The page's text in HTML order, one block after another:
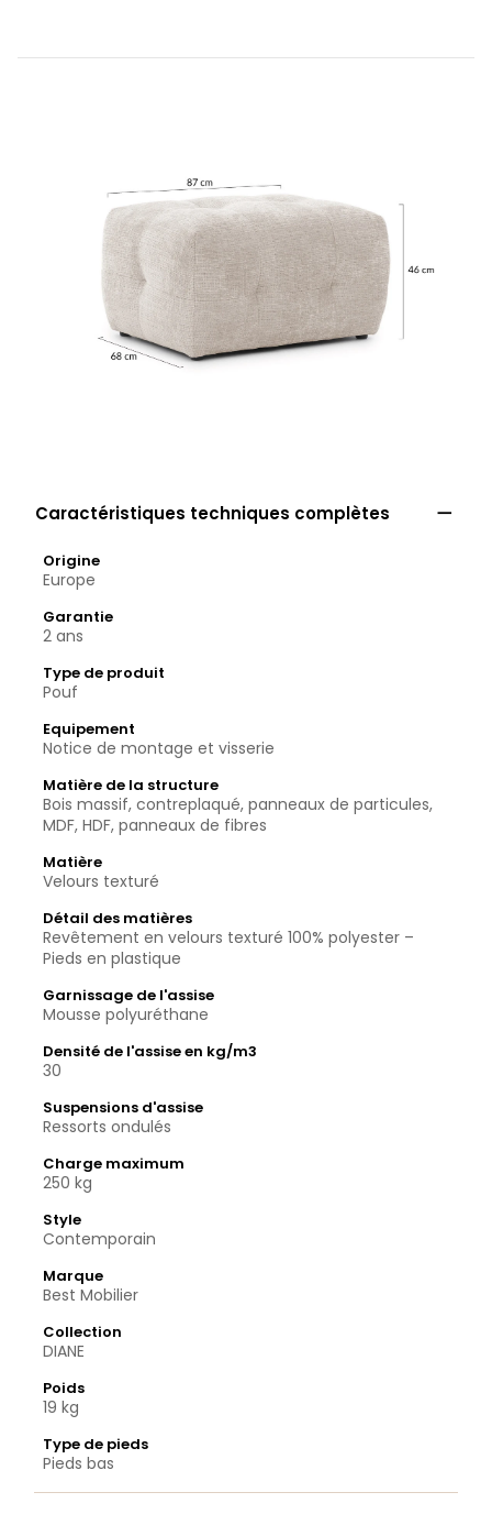
Caractéristiques techniques complètes 
Origine
Europe
Garantie
2 ans
Type de produit
Pouf
Equipement
Notice de montage et visserie
Matière de la structure
Bois massif, contreplaqué, panneaux de particules,
MDF, HDF, panneaux de fibres
Matière
Velours texturé
Détail des matières
Revêtement en velours texturé 100% polyester –
Pieds en plastique
Garnissage de l'assise
Mousse polyuréthane
Densité de l'assise en kg/m3
30
Suspensions d'assise
Ressorts ondulés
Charge maximum
250 kg
Style
Contemporain
Marque
Best Mobilier
Collection
DIANE
Poids
19 kg
Type de pieds
Pieds bas